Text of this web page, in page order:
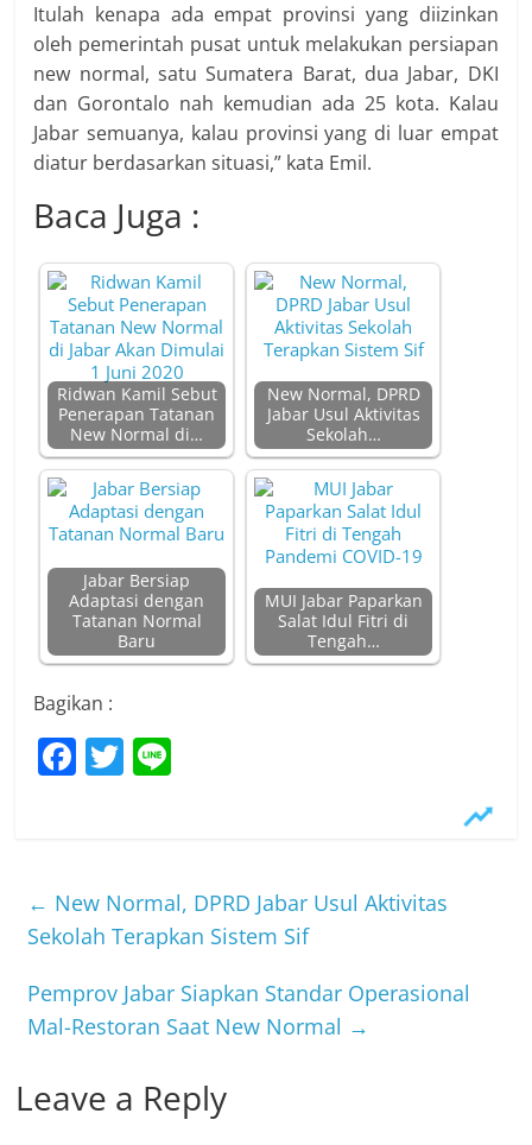
Itulah kenapa ada empat provinsi yang diizinkan
oleh pemerintah pusat untuk melakukan persiapan
new normal, satu Sumatera Barat, dua Jabar, DKI
dan Gorontalo nah kemudian ada 25 kota. Kalau
Jabar semuanya, kalau provinsi yang di luar empat
diatur berdasarkan situasi,” kata Emil.
Baca Juga :
Ridwan Kamil Sebut
Penerapan Tatanan
New Normal di…
New Normal, DPRD
Jabar Usul Aktivitas
Sekolah…
Jabar Bersiap
Adaptasi dengan
Tatanan Normal
Baru
MUI Jabar Paparkan
Salat Idul Fitri di
Tengah…
Bagikan :
F
b
o
o
k
T
← New Normal, DPRD Jabar Usul Aktivitas
Sekolah Terapkan Sistem Sif
Pemprov Jabar Siapkan Standar Operasional
Mal-Restoran Saat New Normal →
Leave a Reply